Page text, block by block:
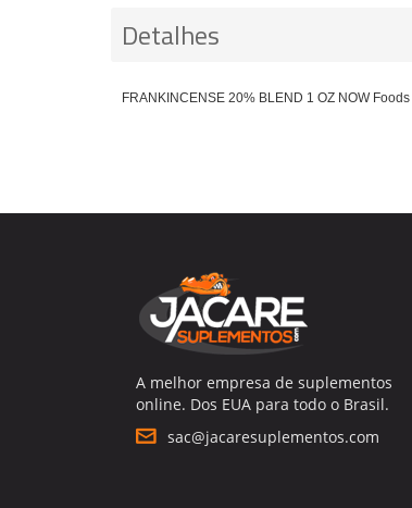
Detalhes
FRANKINCENSE 20% BLEND 1 OZ NOW Foods
A melhor empresa de suplementos
online. Dos EUA para todo o Brasil.
sac@jacaresuplementos.com